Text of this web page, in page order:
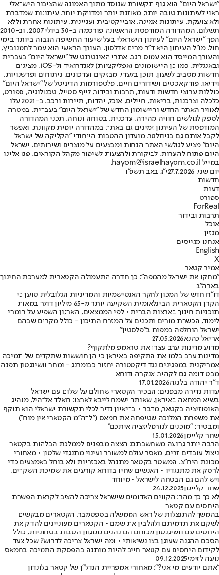
"ישראל היום" הוא גוף תקשורת שנוסד מתוך האמונה שהציבור הישראלי
ראוי לעיתונות טובה יותר, מאוזנת יותר ומדויקת יותר. עיתונות שמדברת
ולא צועקת. עיתונות אמינה, אובייקטיבית ועניינית. עיתונות אחרת וללא
תשלום. המהדורה המודפסת הראשונה פורסמה ב-30 ביולי 2007, וב-2010
הפך "ישראל היום" לעיתון הישראלי בעל שיעור החשיפה הגבוה ביותר בימי
חול. מו"ל העיתון היא ד"ר מרים אדלסון. העורך הראשי הוא עמר לחמנוביץ,
והעורך המייסד הוא עמוס רגב. אתרי האינטרנט של "ישראל היום" בעברית
ובאנגלית, כמו כן היישומונים (אפליקציות) לאנדרואיד ול-iOS, מציגים
חדשות מסביב לשעון, תוכן בלעדי, מבזקים ועדכונים, ניתוחים ופרשנויות,
וידיאו, פודקאסטים ושידורים חיים. פלטפורמות הדיגיטל של "ישראל היום"
כוללות ערוצי חדשות ודעות, תרבות ובידור, לייף סטייל, טכנולוגיה, ספורט,
כלכלה וצרכנות, בריאות, חיילים, אוכל, יהדות, תיירות ורכב. ב-2021 עלו
לאוויר האתר החדש והיישומון החדש של "ישראל היום" בעברית, במטרה
לספק לגולשים חוויה מהירה, עדכנית, בטוחה ונוחה. תכני המהדורה
המודפסת של העיתון זמינים גם באתר, במהדורה יומית מקוונת, ואפשר
לקבל אותם גם בניוזלטר. מועדון ההטבות הייחודי "הקליקה של ישראל
היום" מציע לגולשי האתר הנחות ומבצעים על מוצרים ושירותים. ישראל
היום פתוח להערות, לביקורת ולהצעות לשיפור מקהל הקוראים. פנו אלינו
במייל hayom@israelhayom.co.il.
יום שני, 27.7.2026
י"ג באב תשפ"ו
חדשות
דעות
ספורט
ForReal
תרבות ובידור
אוכל
מגזין
אנחנו מגייסים
English
X
אמיר קטאר
"מחקו את ישראל מהמפה": כך חדרה התעמולה הקטארית למערכת החינוך
בארה"ב
דו"ח חדש של המכון לחקר האנטישמיות והמדיניות הגלובלית טוען כי
הקרן הקטארית הבינלאומית השקיעה יותר מ-65 מיליון דולר במאות
תוכניות חינוך בארצות הברית • לפי הממצאים, הארגון השפיע על חומרי
לימוד, הכשרת מורים ותכנים על המזרח התיכון - כולל מקרים שבהם
ישראל הוחלפה במפות ב"פלסטין"
אריאל כהנא27.05.2026
מדוע מדינות ערב עצרו את טראמפ מלתקוף?
מדינות ערב בלמו את התקיפה באיראן כי הן חוששות שתקדים של תמיכה
אמריקנית במפגינים נגד דיקטטורה יחזור כבומרנג - ומחר וושינגטון תפנה
מבט דומה גם לקהיר, אנקרה ודוחא
ד"ר יהודה בלנגה17.01.2026
עדות נדירה מבפנים: הבכיר הקטארי שחולם על שלום עם ישראל
בשיא המחאה באיראן, שאותה ישמח לייבא לארצו: ח'אלד אל־היל, מנהיג
האופוזיציה בקטאר, מדבר • בריאיון נדיר לכלי תקשורת ישראלי הוא תוקף
את משפחת המלוכה שטיפחה את חמאס ("לרה"מ הקטארי אין מוח")
ומבטיח: "מוכנים לנורמליזציה איתכם"
שחר קליימן15.01.2026
הרבה יותר גרועה משחשבתם: הצצה מבפנים לממלכת הבלהות בקטאר
ניצול עובדים זרים, מאסר עולם למשורר ועינוי מתנגדי שלטון • מאחורי
מכונת היח"צ, המשטר בקטאר מתנהל באכזריות ולא בוחל באמצעים כדי
לרסק את מתנגדיו • האנשים שחיו בדוחא קורעים את שמיכת השקרים,
ויש להם גם הבטחה לישראל • מיוחד
שחר קליימן24.12.2025
לא כך כך מהר: הקווים האדומים שישראל צריכה להציב לקראת הפשרת
היחסים עם קטאר
בהמשך להתנצלות של ראש הממשלה בספטמבר, הקטארים מבקשים
לשקם את תדמיתם ולהלבין את שמם • הקטארים מעוניינים להדק את
היחסים עם וושיגנטון מכוחם הם נהנים ממגוון הטבות בטחוניות, כולל
הסכם ההגנה שעוגן בצו נשיאותי • ומה ישראל צריכה לדרוש? שכל צעד
לקידום היחסים עם קטאר חייב להיות מותנה בהפסקת התמיכה בחמאס
נועה לזימי09.12.2025
"אתם יודעים מי אני?": מאחורי אמפריית הנדל"ן של קטאר בלונדון